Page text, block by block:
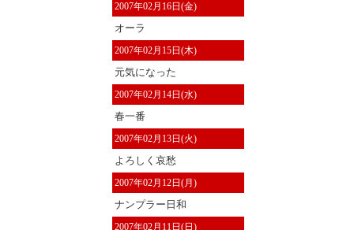
2007年02月16日(金)
オーラ
2007年02月15日(木)
元気になった
2007年02月14日(水)
春一番
2007年02月13日(火)
よろしく哀愁
2007年02月12日(月)
ナンプラー日和
2007年02月11日(日)